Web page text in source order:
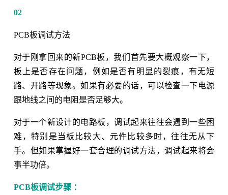
02
PCB板调试方法
对于刚拿回来的新PCB板，我们首先要大概观察一下，
板上是否存在问题，例如是否有明显的裂痕，有无短
路、开路等现象。如果有必要的话，可以检查一下电源
跟地线之间的电阻是否足够大。
对于一个新设计的电路板，调试起来往往会遇到一些困
难，特别是当板比较大、元件比较多时，往往无从下
手。但如果掌握好一套合理的调试方法，调试起来将会
事半功倍。
PCB板调试步骤 ：